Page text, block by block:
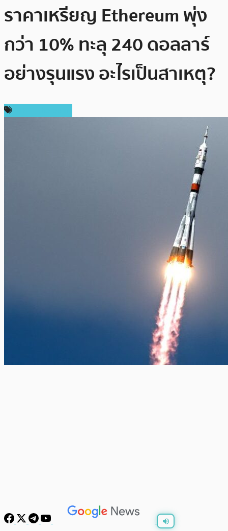
ราคาเหรียญ Ethereum พุ่ง
กว่า 10% ทะลุ 240 ดอลลาร์
อย่างรุนแรง อะไรเป็นสาเหตุ?